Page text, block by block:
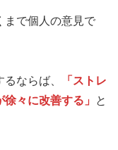
で個人の意見で
ならば、
「ストレ
々に改善する」
と